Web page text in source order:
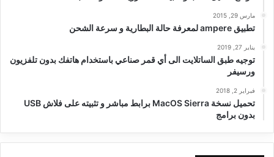
مارس 29, 2015
تطبيق ampere لمعرفة حالة البطارية و سرعة الشحن
يناير 27, 2019
توجيه طبق الساتلايت الى أي قمر صناعي باستخدام هاتفك بدون تلفزيون
ورسيفر
فبراير 2, 2018
تحميل نسخة MacOS Sierra برابط مباشر و تثبيته على فلاش USB
بدون برامج